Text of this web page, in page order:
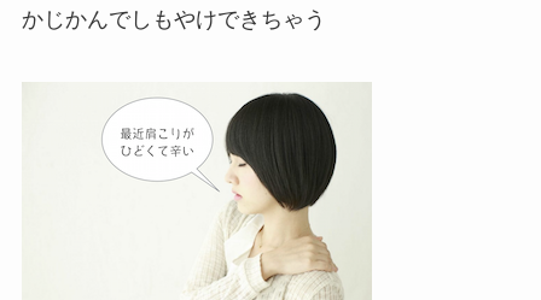
かじかんでしもやけできちゃう